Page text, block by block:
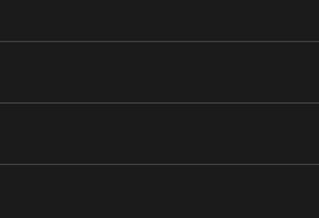
На долгое время сохранит
более надёжной и
сортов телячьей кожи.
на протяжении всего срока